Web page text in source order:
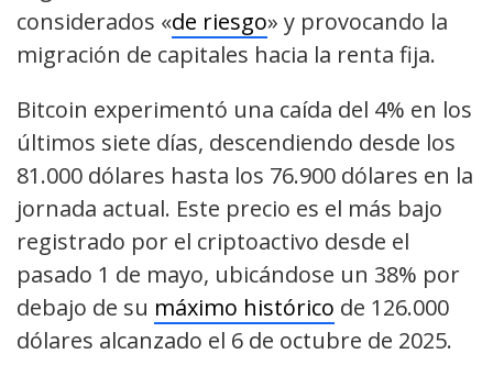
considerados «de riesgo» y provocando la
migración de capitales hacia la renta fija.
Bitcoin experimentó una caída del 4% en los
últimos siete días, descendiendo desde los
81.000 dólares hasta los 76.900 dólares en la
jornada actual. Este precio es el más bajo
registrado por el criptoactivo desde el
pasado 1 de mayo, ubicándose un 38% por
debajo de su máximo histórico de 126.000
dólares alcanzado el 6 de octubre de 2025.